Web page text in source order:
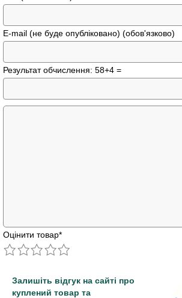
E-mail (не буде опубліковано) (обов'язково)
Результат обчислення: 58+4 =
Оцінити товар*
Залишіть відгук на сайті про
куплений товар та